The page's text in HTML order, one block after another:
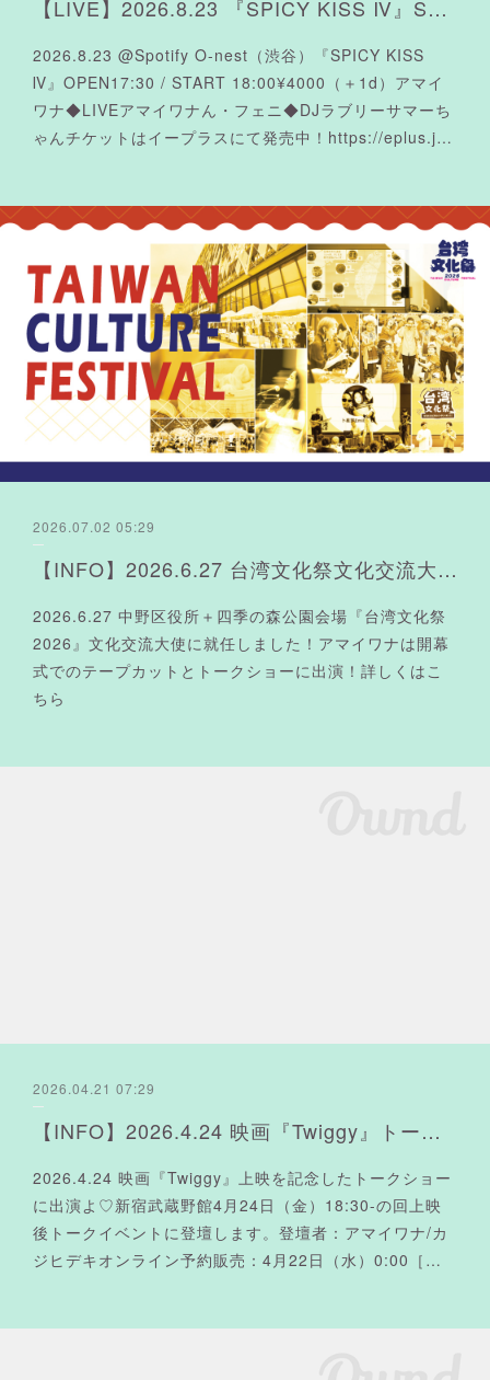
【LIVE】2026.8.23 『SPICY KISS Ⅳ』Spotify O-nest
2026.8.23 @Spotify O-nest（渋谷）『SPICY KISS
Ⅳ』OPEN17:30 / START 18:00¥4000（＋1d）アマイ
ワナ◆LIVEアマイワナん・フェニ◆DJラブリーサマーち
ゃんチケットはイープラスにて発売中！https://eplus.j…
2026.07.02 05:29
【INFO】2026.6.27 台湾文化祭文化交流大使に就任よ❤︎
2026.6.27 中野区役所＋四季の森公園会場『台湾文化祭
2026』文化交流大使に就任しました！アマイワナは開幕
式でのテープカットとトークショーに出演！詳しくはこ
ちら
2026.04.21 07:29
【INFO】2026.4.24 映画『Twiggy』トークイベントに出演よ❤︎
2026.4.24 映画『Twiggy』上映を記念したトークショー
に出演よ♡新宿武蔵野館4月24日（金）18:30-の回上映
後トークイベントに登壇します。登壇者：アマイワナ/カ
ジヒデキオンライン予約販売：4月22日（水）0:00［…